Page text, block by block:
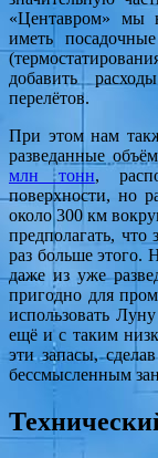
«Центавром» мы
иметь
добавить
перелётов.
При этом нам
разведанные
млн тонн,
поверхности, но
около 300 км
предполагать,
раз больше этого.
даже из уже
пригодно для
использовать
ещё и с таким
эти запасы,
бессмысленным